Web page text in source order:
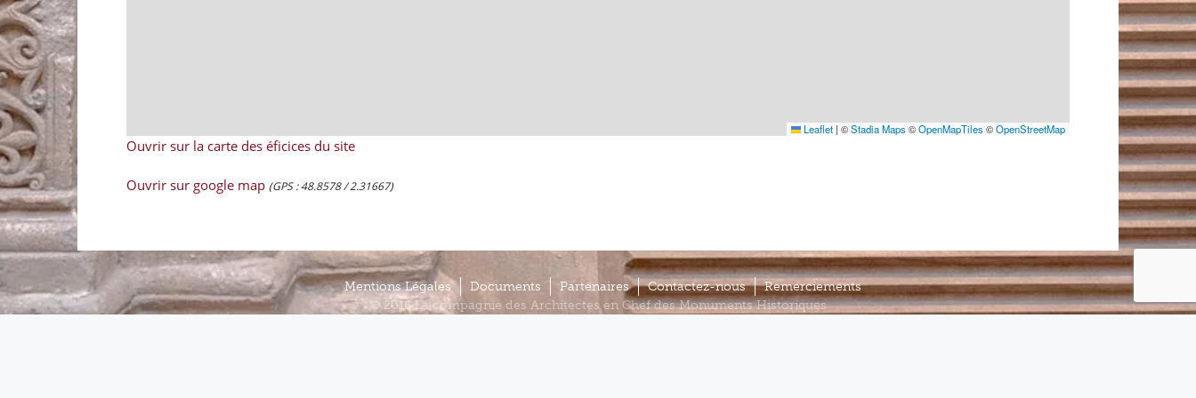
Leaflet | ©Stadia Maps ©OpenMapTiles ©OpenStreetMap
Ouvrir sur la carte des éficices du site
Ouvrir sur google map (GPS : 48.8578 / 2.31667)
Mentions Légales Documents Partenaires Contactez-nous
Remerciements
© 2016 La compagnie des Architectes en Chef des Monuments Historiques